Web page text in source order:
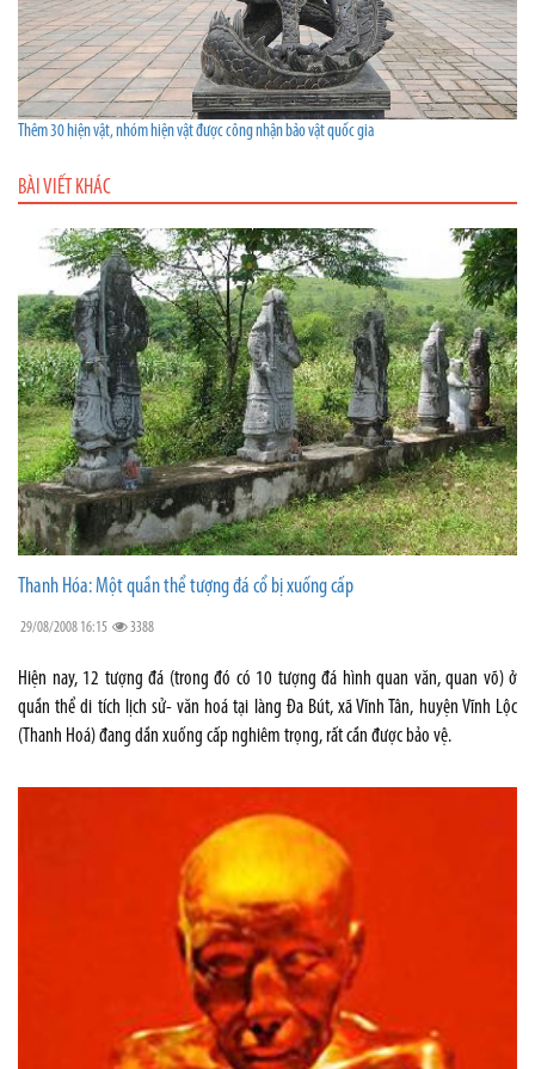
Thêm 30 hiện vật, nhóm hiện vật được công nhận bảo vật quốc gia
BÀI VIẾT KHÁC
Thanh Hóa: Một quần thể tượng đá cổ bị xuống cấp
29/08/2008 16:15 3388
Hiện nay, 12 tượng đá (trong đó có 10 tượng đá hình quan văn, quan võ) ở
quần thể di tích lịch sử- văn hoá tại làng Đa Bút, xã Vĩnh Tân, huyện Vĩnh Lộc
(Thanh Hoá) đang dần xuống cấp nghiêm trọng, rất cần được bảo vệ.